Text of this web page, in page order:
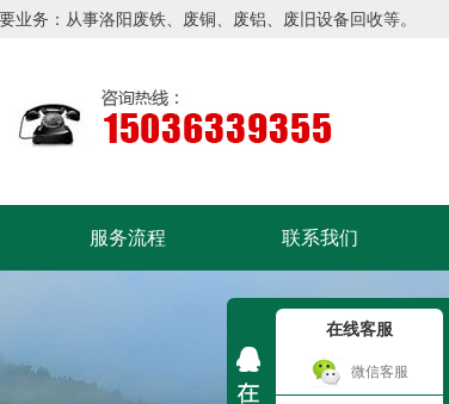
业务：从事洛阳废铁、废铜、废铝、废旧设备回收等。
服务流程 联系我们
在线客服
微信客服